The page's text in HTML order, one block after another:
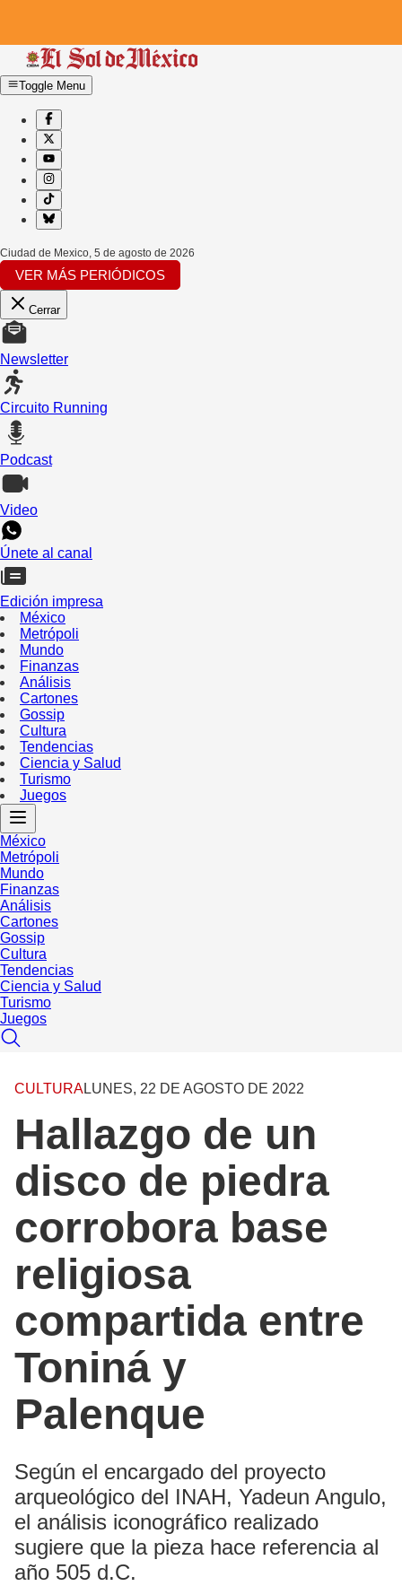
Toggle Menu
Ciudad de Mexico, 5 de agosto de 2026
VER MÁS PERIÓDICOS
Cerrar
Newsletter
Circuito Running
Podcast
Video
Únete al canal
Edición impresa
México
Metrópoli
Mundo
Finanzas
Análisis
Cartones
Gossip
Cultura
Tendencias
Ciencia y Salud
Turismo
Juegos
México
Metrópoli
Mundo
Finanzas
Análisis
Cartones
Gossip
Cultura
Tendencias
Ciencia y Salud
Turismo
Juegos
CULTURALUNES, 22 DE AGOSTO DE 2022
Hallazgo de un
disco de piedra
corrobora base
religiosa
compartida entre
Toniná y
Palenque
Según el encargado del proyecto
arqueológico del INAH, Yadeun Angulo,
el análisis iconográfico realizado
sugiere que la pieza hace referencia al
año 505 d.C.